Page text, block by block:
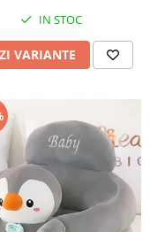
IN STOC
VARIANTE